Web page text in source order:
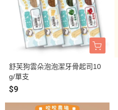
舒芙狗雲朵泡泡潔牙骨起司10
g/單支
$9